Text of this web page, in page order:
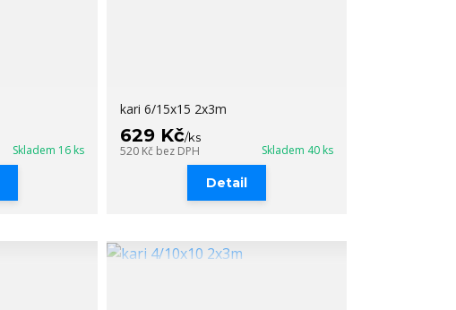
Skladem 16 ks
kari 6/15x15 2x3m
629 Kč/ks
520 Kč bez DPH Skladem 40 ks
Detail